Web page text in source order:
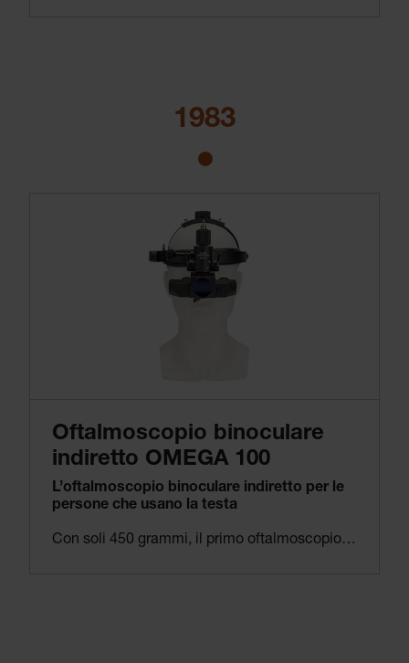
1983
Oftalmoscopio binoculare
indiretto OMEGA 100
L’oftalmoscopio binoculare indiretto per le
persone che usano la testa
Con soli 450 grammi, il primo oftalmoscopio binoculare indiretto HEINE a caschetto, l’OMEGA 100, è il più leggero della classe – e già solo questo è il motivo per cui molti medici iniziano a usarlo in tutto il mondo. La capacità di regolare continuamente parallasse e convergenza insieme permette l’esame stereoscopico anche delle pupille più piccole.